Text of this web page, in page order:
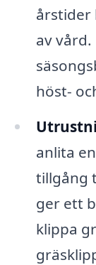
årstider
av
höst-
anlita
tillgång
ger ett
klippa